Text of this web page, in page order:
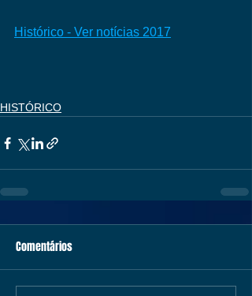
Histórico - Ver notícias 2017
HISTÓRICO
Comentários